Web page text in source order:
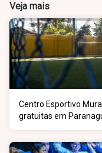
Veja mais
Centro Esportivo
gratuitas em